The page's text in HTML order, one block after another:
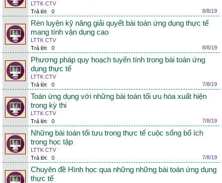
LTTK CTV
Trả lời:
0 8/8/19
Rèn luyện kỹ năng giải quyết bài toán ứng dụng thực tế
mang tính vận dụng cao
LTTK CTV
Trả lời:
0 8/8/19
Phương pháp quy hoạch tuyến tính trong bài toán ứng
dụng thực tế
LTTK CTV
Trả lời:
0 7/8/19
Toán ứng dụng với những bài toán tối ưu hóa xuất hiện
trong kỳ thi
LTTK CTV
Trả lời:
0 7/8/19
Những bài toán tối tưu trong thực tế cuộc sống bổ ích
trong học tập
LTTK CTV
Trả lời:
0 7/8/19
Chuyên đề Hình học qua những những bài toán ứng dụng
thực tế